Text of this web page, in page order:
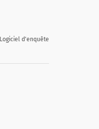
Logiciel d'enquête